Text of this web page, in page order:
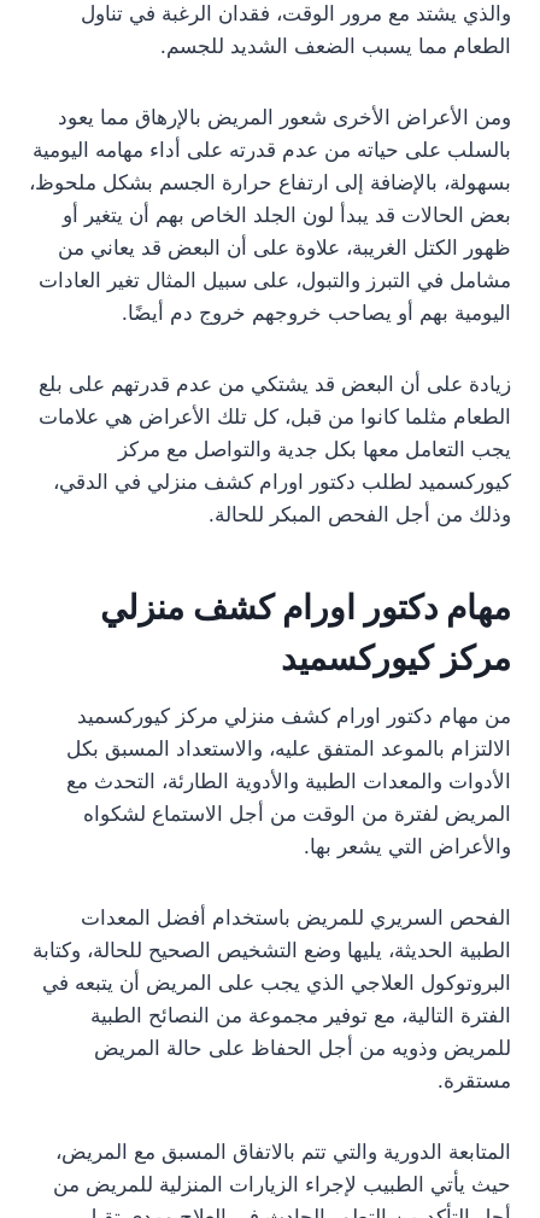
والذي يشتد مع مرور الوقت، فقدان الرغبة في تناول
الطعام مما يسبب الضعف الشديد للجسم.
ومن الأعراض الأخرى شعور المريض بالإرهاق مما يعود
بالسلب على حياته من عدم قدرته على أداء مهامه اليومية
بسهولة، بالإضافة إلى ارتفاع حرارة الجسم بشكل ملحوظ،
بعض الحالات قد يبدأ لون الجلد الخاص بهم أن يتغير أو
ظهور الكتل الغريبة، علاوة على أن البعض قد يعاني من
مشامل في التبرز والتبول، على سبيل المثال تغير العادات
اليومية بهم أو يصاحب خروجهم خروج دم أيضًا.
زيادة على أن البعض قد يشتكي من عدم قدرتهم على بلع
الطعام مثلما كانوا من قبل، كل تلك الأعراض هي علامات
يجب التعامل معها بكل جدية والتواصل مع مركز
كيوركسميد لطلب دكتور اورام كشف منزلي في الدقي،
وذلك من أجل الفحص المبكر للحالة.
مهام دكتور اورام كشف منزلي
مركز كيوركسميد
من مهام دكتور اورام كشف منزلي مركز كيوركسميد
الالتزام بالموعد المتفق عليه، والاستعداد المسبق بكل
الأدوات والمعدات الطبية والأدوية الطارئة، التحدث مع
المريض لفترة من الوقت من أجل الاستماع لشكواه
والأعراض التي يشعر بها.
الفحص السريري للمريض باستخدام أفضل المعدات
الطبية الحديثة، يليها وضع التشخيص الصحيح للحالة، وكتابة
البروتوكول العلاجي الذي يجب على المريض أن يتبعه في
الفترة التالية، مع توفير مجموعة من النصائح الطبية
للمريض وذويه من أجل الحفاظ على حالة المريض
مستقرة.
المتابعة الدورية والتي تتم بالاتفاق المسبق مع المريض،
حيث يأتي الطبيب لإجراء الزيارات المنزلية للمريض من